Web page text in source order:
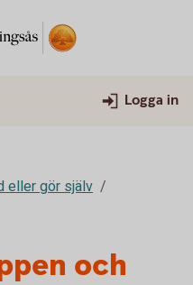
Logga in
eller gör själv
och